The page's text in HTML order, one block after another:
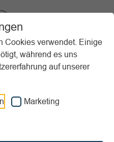
Cookies verwendet. Einige
während es uns
auf unserer
Marketing
öffnen